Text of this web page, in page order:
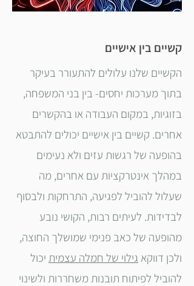
קשיים בין אישיים
הקשיים שלנו עלולים להתעורר בעיקר
בתוך מערכות יחסים- בין בני המשפחה,
בזוגיות, במקום העבודה או בהקשרים
אחרים. קשיים בין אישיים יכולים להתבטא
בהופעה של רגשות עזים ולא נעימים
במהלך אינטרקציות עם אחרים, מה
שעלול להוביל לפגיעה, התרחקות ולבסוף
לבדידות. לעיתים רבות, הקושי נובע
מהופעה של כאב פנימי שמושלך החוצה,
ולכן דווקא גילוי של חמלה עצמית יכול
להוביל לפיתוח תובנות משחררות ולשינוי